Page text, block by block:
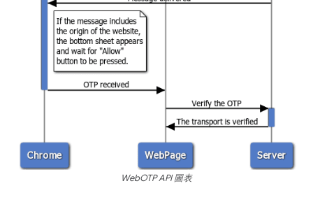
WebOTP API 圖表